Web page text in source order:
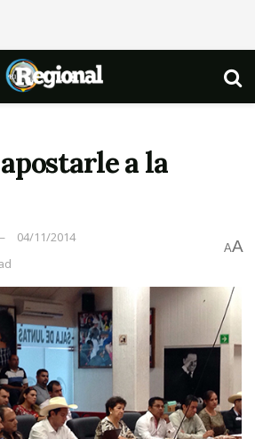
a la
04/11/2014
AA